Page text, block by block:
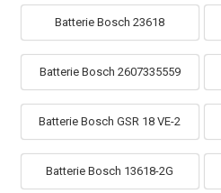
Batterie Bosch 23618
Batterie Bosch 2607335559
Batterie Bosch GSR 18 VE-2
Batterie Bosch 13618-2G